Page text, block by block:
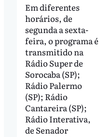
Em diferentes
horários, de
segunda a sexta-
feira, o programa é
transmitido na
Rádio Super de
Sorocaba (SP);
Rádio Palermo
(SP); Rádio
Cantareira (SP);
Rádio Interativa,
de Senador